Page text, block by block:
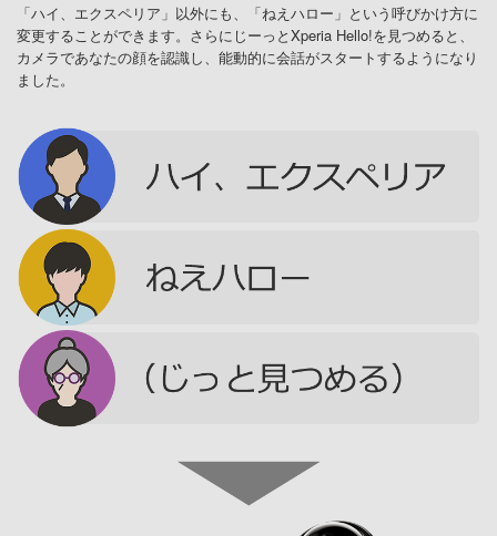
「ハイ、エクスペリア」以外にも、「ねえハロー」という呼びかけ方に
変更することができます。さらにじーっとXperia Hello!を見つめると、
カメラであなたの顔を認識し、能動的に会話がスタートするようになり
ました。